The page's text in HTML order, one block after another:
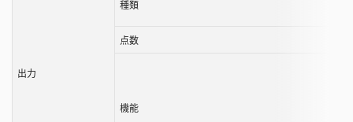
出力
種類
点数
機能